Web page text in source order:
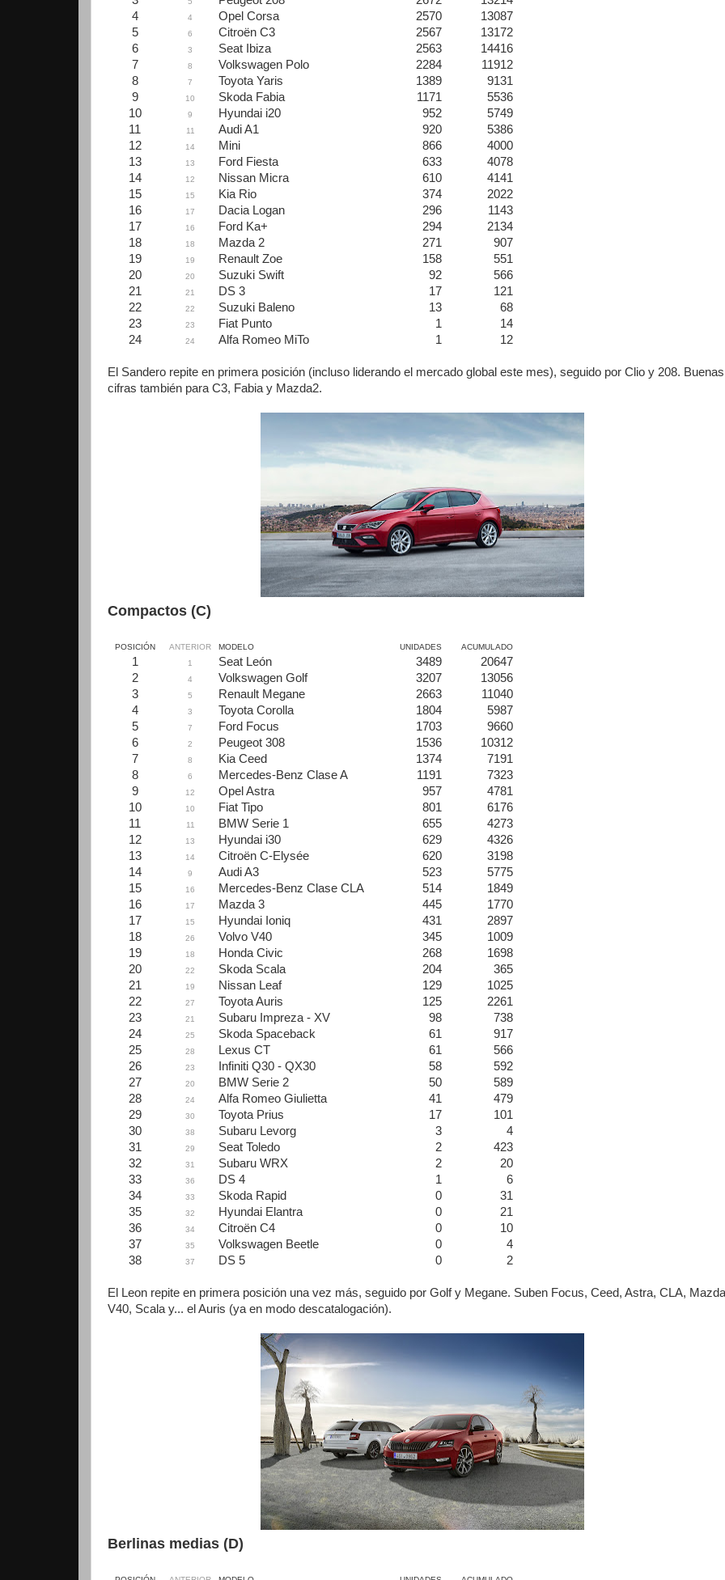
4
4 Opel Corsa 2570
13087
5
6 Citroën C3 2567
13172
6
3 Seat Ibiza 2563
14416
7
8 Volkswagen Polo 2284
11912
8
7 Toyota Yaris 1389
9131
9
10 Skoda Fabia 1171
5536
10
9 Hyundai i20 952
5749
11
11 Audi A1 920
5386
12
14 Mini 866
4000
13
13 Ford Fiesta 633
4078
14
12 Nissan Micra 610
4141
15
15 Kia Rio 374
2022
16
17 Dacia Logan 296
1143
17
16 Ford Ka+ 294
2134
18
18 Mazda 2 271
907
19
19 Renault Zoe 158
551
20
20 Suzuki Swift 92
566
21
21 DS 3 17
121
22
22 Suzuki Baleno 13
68
23
23 Fiat Punto 1
14
24
24 Alfa Romeo MiTo 1 12
El Sandero repite en primera posición (incluso liderando el mercado global este mes), seguido por Clio y 208. Buenas
cifras también para C3, Fabia y Mazda2.
Compactos (C)
POSICIÓN ANTERIOR MODELO UNIDADES ACUMULADO
1 1 Seat León 3489
20647
2
4 Volkswagen Golf 3207
13056
3
5 Renault Megane 2663
11040
4
3 Toyota Corolla 1804
5987
5
7 Ford Focus 1703
9660
6
2 Peugeot 308 1536
10312
7
8 Kia Ceed 1374
7191
8
6 Mercedes-Benz Clase A 1191
7323
9
12 Opel Astra 957
4781
10
10 Fiat Tipo 801
6176
11
11 BMW Serie 1 655
4273
12
13 Hyundai i30 629
4326
13
14 Citroën C-Elysée 620
3198
14
9 Audi A3 523
5775
15
16 Mercedes-Benz Clase CLA 514
1849
16
17 Mazda 3 445
1770
17
15 Hyundai Ioniq 431
2897
18
26 Volvo V40 345
1009
19
18 Honda Civic 268
1698
20
22 Skoda Scala 204
365
21
19 Nissan Leaf 129
1025
22
27 Toyota Auris 125
2261
23
21 Subaru Impreza - XV 98
738
24
25 Skoda Spaceback 61
917
25
28 Lexus CT 61
566
26
23 Infiniti Q30 - QX30 58
592
27
20 BMW Serie 2 50
589
28
24 Alfa Romeo Giulietta 41
479
29
30 Toyota Prius 17
101
30
38 Subaru Levorg 3
4
31
29 Seat Toledo 2
423
32
31 Subaru WRX 2
20
33
36 DS 4 1
6
34
33 Skoda Rapid 0
31
35
32 Hyundai Elantra 0
21
36
34 Citroën C4 0
10
37
35 Volkswagen Beetle 0
4
38
37 DS 5 0 2
El Leon repite en primera posición una vez más, seguido por Golf y Megane. Suben Focus, Ceed, Astra, CLA,
V40, Scala y... el Auris (ya en modo descatalogación).
Berlinas medias (D)